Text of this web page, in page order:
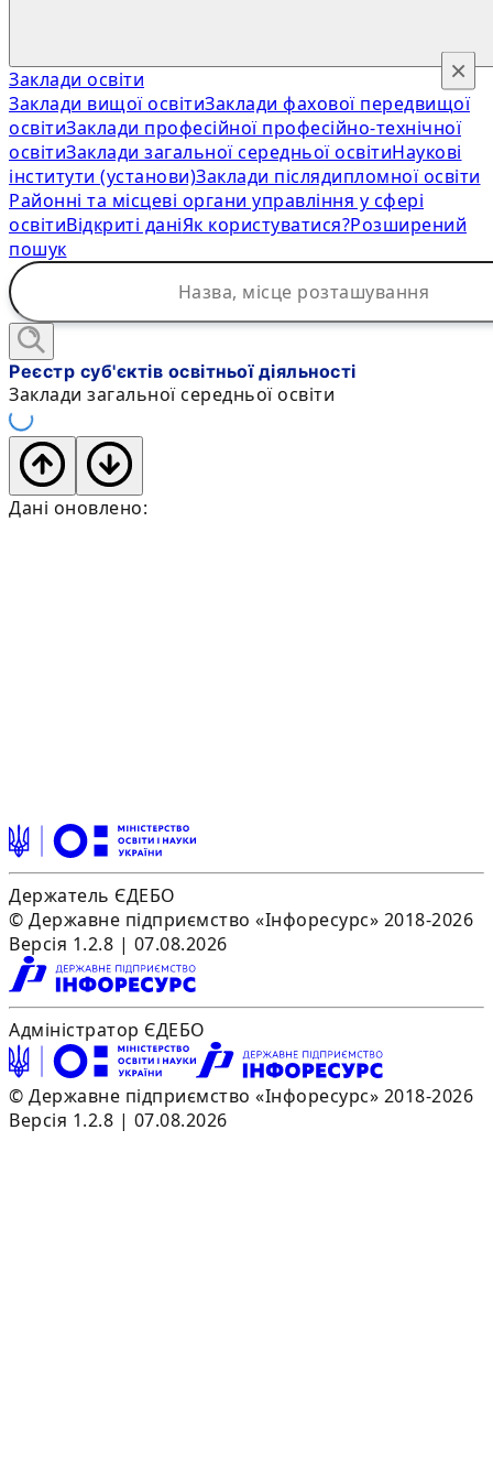
Заклади освіти
Заклади вищої освітиЗаклади фахової передвищої
освітиЗаклади професійної професійно-технічної
освітиЗаклади загальної середньої освітиНаукові
інститути (установи)Заклади післядипломної освіти
Районні та місцеві органи управління у сфері
освітиВідкриті даніЯк користуватися?Розширений
пошук
×
Реєстр суб'єктів освітньої діяльності
Заклади загальної середньої освіти
Дані оновлено:
Держатель ЄДЕБО
© Державне підприємство «Інфоресурс» 2018-2026
Версія 1.2.8 | 07.08.2026
Адміністратор ЄДЕБО
© Державне підприємство «Інфоресурс» 2018-2026
Версія 1.2.8 | 07.08.2026